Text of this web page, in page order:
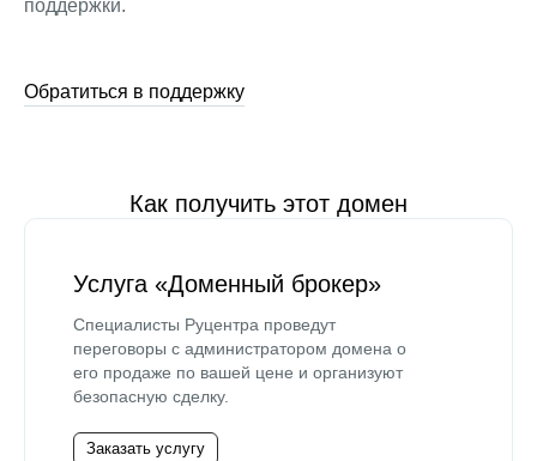
поддержки.
Обратиться в поддержку
Как получить этот домен
Услуга «Доменный брокер»
Специалисты Руцентра проведут
переговоры с администратором домена о
его продаже по вашей цене и организуют
безопасную сделку.
Заказать услугу